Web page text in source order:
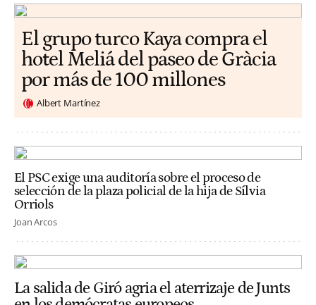
El grupo turco Kaya compra el
hotel Meliá del paseo de Gràcia
por más de 100 millones
Albert Martínez
El PSC exige una auditoría sobre el proceso de
selección de la plaza policial de la hija de Sílvia
Orriols
Joan Arcos
La salida de Giró agria el aterrizaje de Junts